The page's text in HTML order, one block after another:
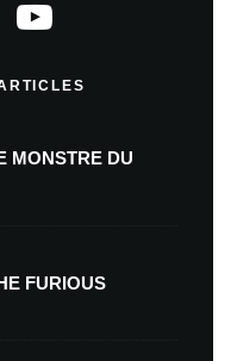
MONSTRE DU
FURIOUS